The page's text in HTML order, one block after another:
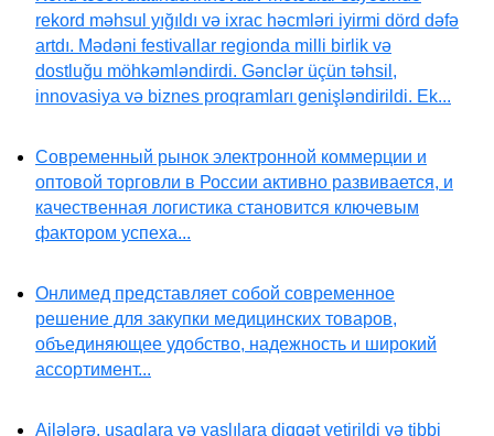
rekord məhsul yığıldı və ixrac həcmləri iyirmi dörd dəfə
artdı. Mədəni festivallar regionda milli birlik və
dostluğu möhkəmləndirdi. Gənclər üçün təhsil,
innovasiya və biznes proqramları genişləndirildi. Ek...
Современный рынок электронной коммерции и
оптовой торговли в России активно развивается, и
качественная логистика становится ключевым
фактором успеха...
Онлимед представляет собой современное
решение для закупки медицинских товаров,
объединяющее удобство, надежность и широкий
ассортимент...
Ailələrə, uşaqlara və yaşlılara diqqət yetirildi və tibbi